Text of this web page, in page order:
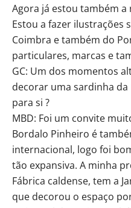
Agora já estou também
Estou a fazer ilustrações
Coimbra e também do
particulares, marcas e
GC: Um dos momentos
decorar uma sardinha
para si ?
MBD: Foi um convite
Bordalo Pinheiro é
internacional, logo foi
tão expansiva. A minha
Fábrica caldense, tem a
que decorou o espaço